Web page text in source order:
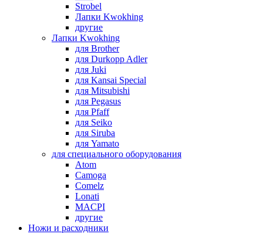
Strobel
Лапки Kwokhing
другие
Лапки Kwokhing
для Brother
для Durkopp Adler
для Juki
для Kansai Special
для Mitsubishi
для Pegasus
для Pfaff
для Seiko
для Siruba
для Yamato
для специального оборудования
Atom
Camoga
Comelz
Lonati
MACPI
другие
Ножи и расходники